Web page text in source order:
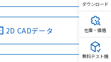
2D CADデータ
ダウンロード
在庫・価格
無料テスト機